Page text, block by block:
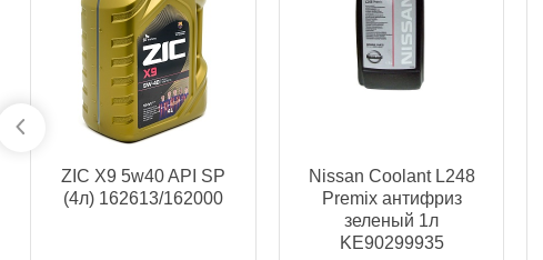
ZIC X9 5w40 API SP
(4л) 162613/162000
Nissan Coolant L248
Premix антифриз
зеленый 1л
KE90299935
Пн–Вс10:00 – 21:00
Сегодня, бесплатно
н. Обводного канала 115
Пн–Вс10:00 – 21:00